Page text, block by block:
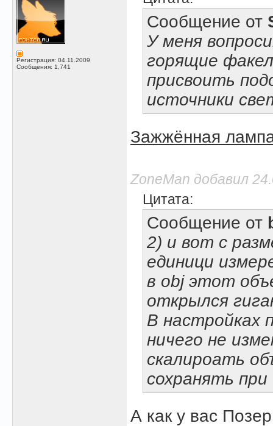
Регистрация: 04.11.2009
Сообщения: 1,741
Сообщение от
У меня
горящие
присвоить
источники
Зажжённая
ZoneMan добавил
Цитата:
Сообщение от
2) и вот с
единици
в obj этот
открылся
В настройках
ничего не
скалироать
сохранять
А как у вас